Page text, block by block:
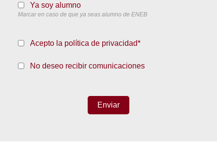
Ya soy alumno
Marcar en caso de que ya seas alumno de ENEB
Acepto la política de privacidad*
No deseo recibir comunicaciones
Enviar